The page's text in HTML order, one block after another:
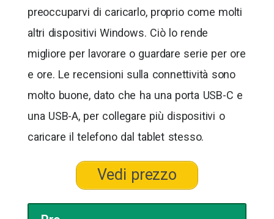
preoccuparvi di caricarlo, proprio come molti
altri dispositivi Windows. Ciò lo rende
migliore per lavorare o guardare serie per ore
e ore. Le recensioni sulla connettività sono
molto buone, dato che ha una porta USB-C e
una USB-A, per collegare più dispositivi o
caricare il telefono dal tablet stesso.
Vedi prezzo